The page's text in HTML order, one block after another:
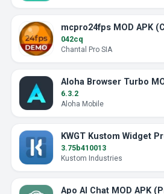
042cq
Chantal Pro SIA
6.3.2
Aloha Mobile
3.75b410013
Kustom Industries